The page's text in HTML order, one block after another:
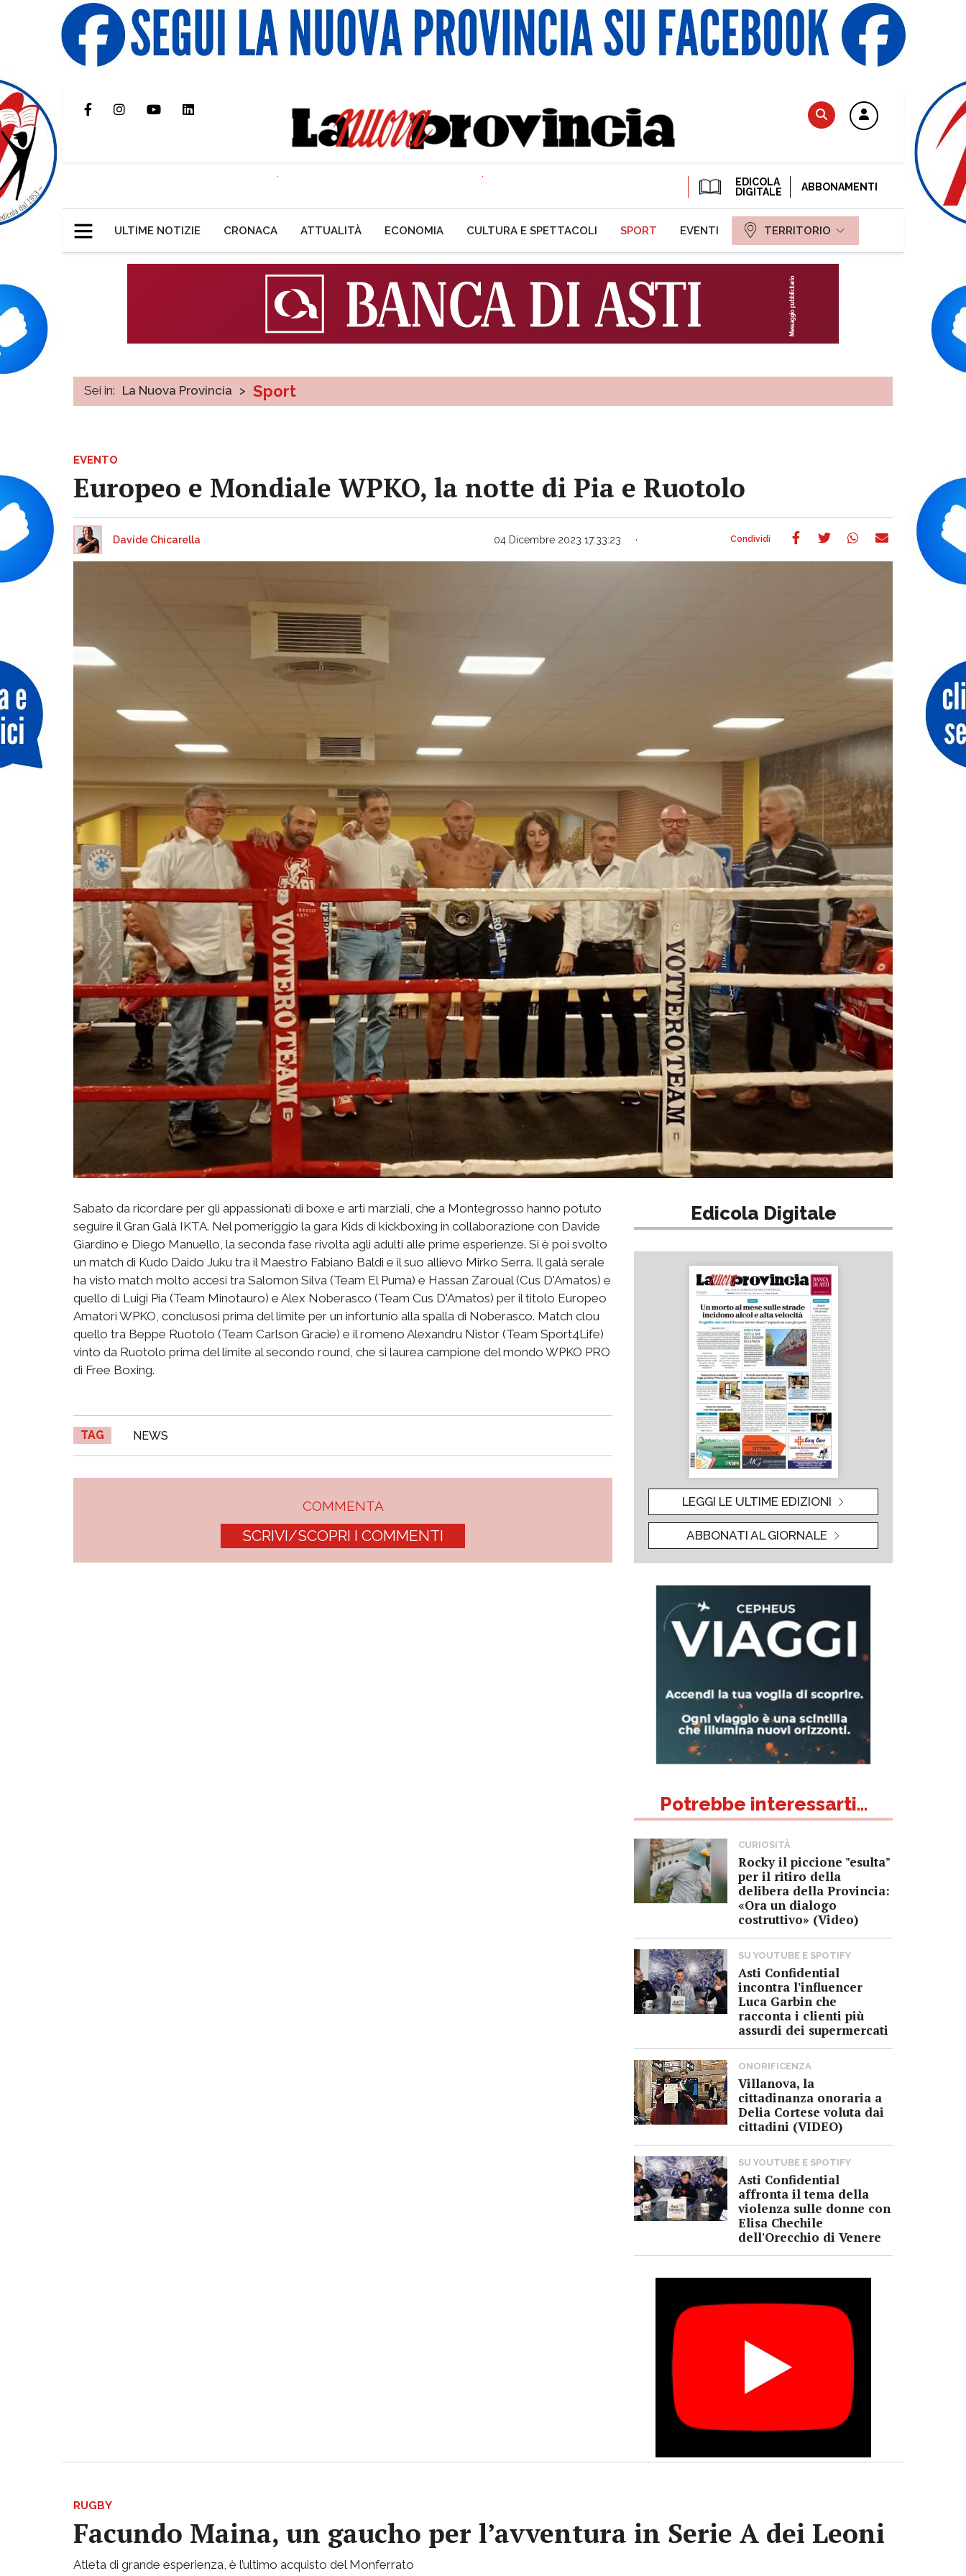
EDICOLA
DIGITALE
ABBONAMENTI
ULTIME NOTIZIE CRONACA ATTUALITÀ ECONOMIA CULTURA E SPETTACOLI SPORT EVENTI TERRITORIO
Sei in: La Nuova Provincia > Sport
EVENTO
Europeo e Mondiale WPKO, la notte di Pia e Ruotolo
Davide Chicarella 04 Dicembre 2023 17:33:23
Sabato da ricordare per gli appassionati di boxe e arti marziali, che a Montegrosso hanno potuto
seguire il Gran Galà IKTA. Nel pomeriggio la gara Kids di kickboxing in collaborazione con Davide
Giardino e Diego Manuello, la seconda fase rivolta agli adulti alle prime esperienze. Si è poi svolto
un match di Kudo Daido Juku tra il Maestro Fabiano Baldi e il suo allievo Mirko Serra. Il galà serale
ha visto match molto accesi tra Salomon Silva (Team El Puma) e Hassan Zaroual (Cus D'Amatos) e
quello di Luigi Pia (Team Minotauro) e Alex Noberasco (Team Cus D'Amatos) per il titolo Europeo
Amatori WPKO, conclusosi prima del limite per un infortunio alla spalla di Noberasco. Match clou
quello tra Beppe Ruotolo (Team Carlson Gracie) e il romeno Alexandru Nistor (Team Sport4Life)
vinto da Ruotolo prima del limite al secondo round, che si laurea campione del mondo WPKO PRO
di Free Boxing.
TAG NEWS
COMMENTA
SCRIVI/SCOPRI I COMMENTI
Edicola Digitale
LEGGI LE ULTIME EDIZIONI
ABBONATI AL GIORNALE
Potrebbe interessarti...
CURIOSITÀ
Rocky il piccione "esulta"
per il ritiro della
delibera della Provincia:
«Ora un dialogo
costruttivo» (Video)
SU YOUTUBE E SPOTIFY
Asti Confidential
incontra l'influencer
Luca Garbin che
racconta i clienti più
assurdi dei supermercati
ONORIFICENZA
Villanova, la
cittadinanza onoraria a
Delia Cortese voluta dai
cittadini (VIDEO)
SU YOUTUBE E SPOTIFY
Asti Confidential
affronta il tema della
violenza sulle donne con
Elisa Chechile
dell'Orecchio di Venere
RUGBY
Facundo Maina, un gaucho per l’avventura in Serie A dei Leoni
Atleta di grande esperienza, è l’ultimo acquisto del Monferrato